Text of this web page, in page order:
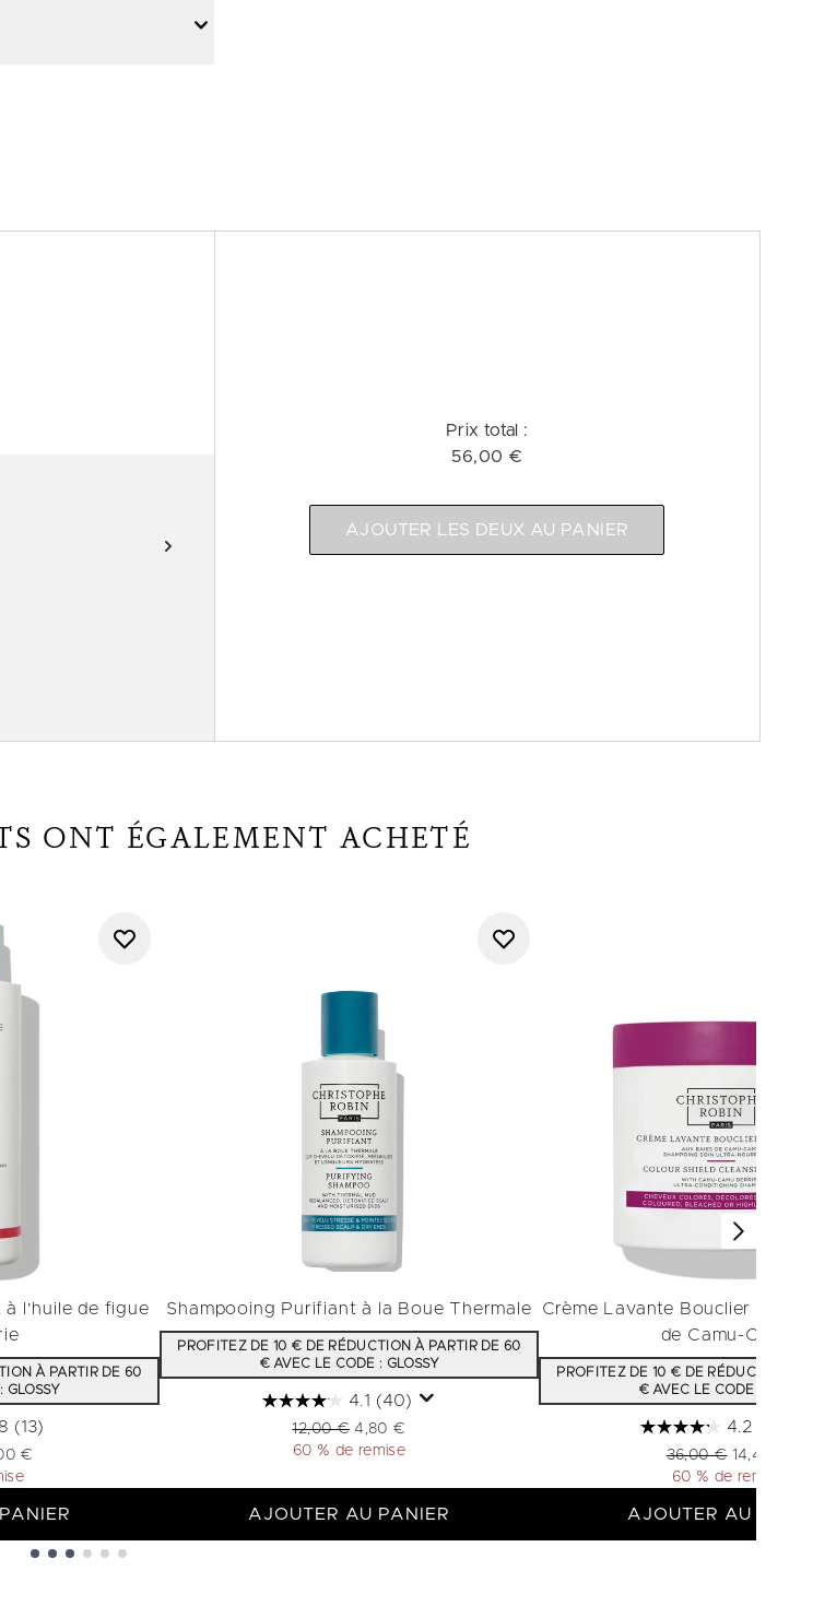
Prix ​​total :
56,00 €
AJOUTER LES DEUX AU PANIER
ONT ÉGALEMENT ACHETÉ
à l'huile de figue
À PARTIR DE 60
GLOSSY
(13)
: :
€
Shampooing Purifiant à la Boue Thermale
PROFITEZ DE 10 € DE RÉDUCTION À PARTIR DE 60
€ AVEC LE CODE : GLOSSY
4.1 (40)
Prix de vente :
12,00 € Prix ​​actuel :
4,80 €
60 % de remise
AJOUTER AU PANIER
Crème Lavante Bouclier
de Camu-Camu
PROFITEZ DE 10 € DE RÉDUCTION À
€ AVEC LE CODE :
4.2
Prix de vente :
36,00 € Prix ​​actuel
14,40 €
60 % de remise
AJOUTER AU